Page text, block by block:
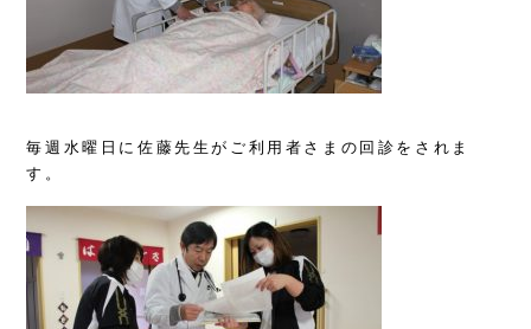
毎週水曜日に佐藤先生がご利用者さまの回診をされま
す。